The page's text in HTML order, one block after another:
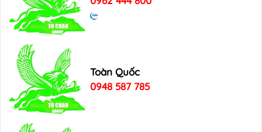
Toàn Quốc
0948 587 785